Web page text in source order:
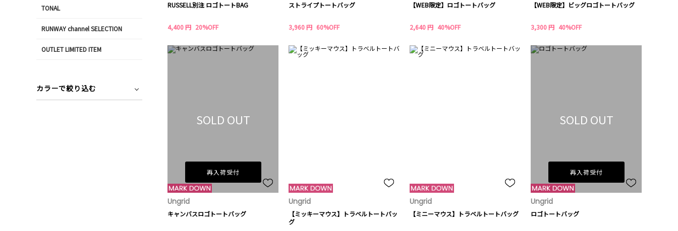
RUSSELL別注 ロゴトートBAG
4,400 円 20%OFF
ストライプトートバッグ
3,960 円 60%OFF
【WEB限定】ロゴトートバッグ
2,640 円 40%OFF
【WEB限定】ビッグロゴトートバッグ
3,300 円 40%OFF
SOLD OUT
再入荷受付
Ungrid
キャンバスロゴトートバッグ
Ungrid
【ミッキーマウス】トラベルトートバッ
グ
Ungrid
【ミニーマウス】トラベルトートバッグ
SOLD OUT
再入荷受付
Ungrid
ロゴトートバッグ
TONAL
RUNWAY channel SELECTION
OUTLET LIMITED ITEM
カラーで絞り込む